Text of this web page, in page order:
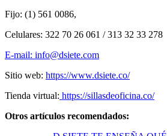
Fijo: (1) 561 0086,
Celulares: 322 70 26 061 / 313 32 33 278
E-mail: info@dsiete.com
Sitio web: https://www.dsiete.co/
Tienda virtual: https://sillasdeoficina.co/
Otros artículos recomendados: